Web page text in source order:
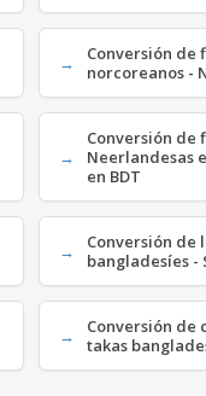
Conversión de
norcoreanos -
Conversión de
Neerlandesas
en BDT
Conversión de
bangladesíes -
Conversión de
takas